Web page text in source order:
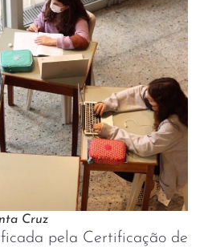
Cruz
pela Certificação de